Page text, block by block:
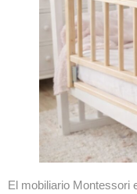
El mobiliario Montessori